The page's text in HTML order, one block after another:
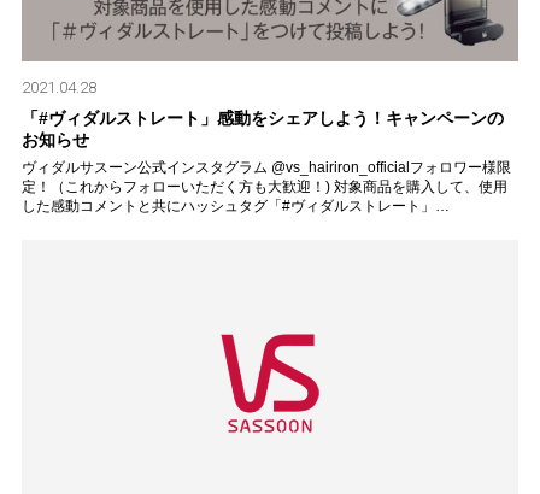
2021.04.28
「#ヴィダルストレート」感動をシェアしよう！キャンペーンの
お知らせ
ヴィダルサスーン公式インスタグラム @vs_hairiron_officialフォロワー様限
定！（これからフォローいただく方も大歓迎！) 対象商品を購入して、使用
した感動コメントと共にハッシュタグ「#ヴィダルストレート」…